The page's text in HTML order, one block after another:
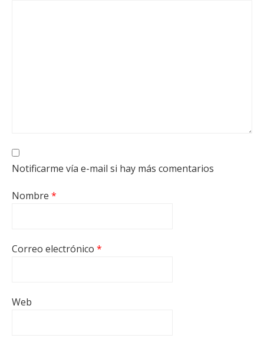
Notificarme vía e-mail si hay más comentarios
Nombre *
Correo electrónico *
Web